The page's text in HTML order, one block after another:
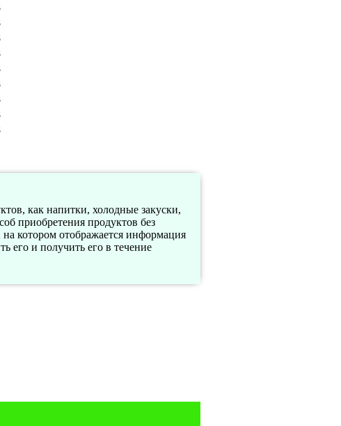
как напитки, холодные закуски,
приобретения продуктов без
котором отображается информация
его и получить его в течение